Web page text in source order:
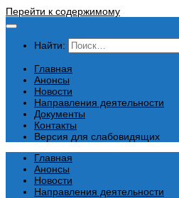
Перейти к содержимому
Найти:
Главная
Анонсы
Новости
Направления деятельности
Документы
Контакты
Версия для слабовидящих
Главная
Анонсы
Новости
Направления деятельности